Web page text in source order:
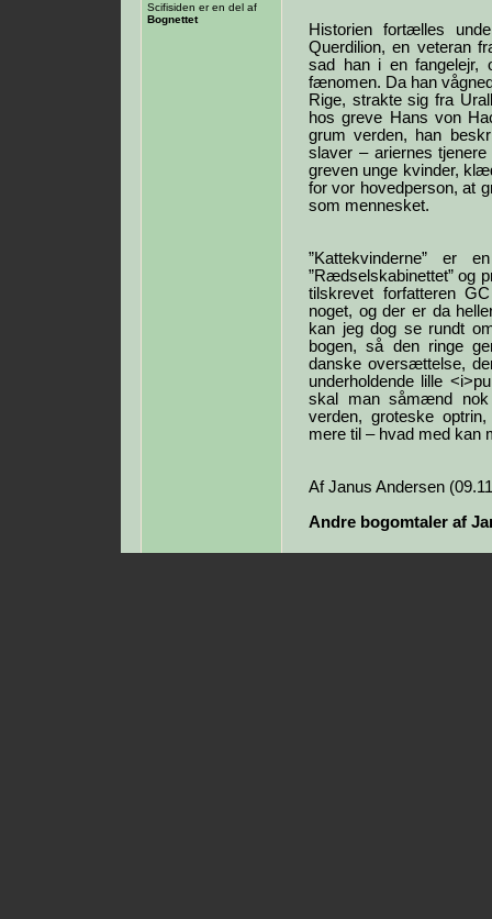
Scifisiden er en del af
Bognettet
Historien fortælles
Querdilion, en veteran
sad han i en fangelejr,
fænomen. Da han
Rige, strakte sig fra
hos greve Hans von
grum verden, han
slaver – ariernes
greven unge kvinder,
for vor hovedperson, at
som mennesket.
”Kattekvinderne”
”Rædselskabinettet” og
tilskrevet forfatteren
noget, og der er da
kan jeg dog se rundt
bogen, så den ringe
danske oversættelse,
underholdende lille
skal man såmænd nok
verden, groteske
mere til – hvad med kan
Af Janus Andersen
Andre bogomtaler af